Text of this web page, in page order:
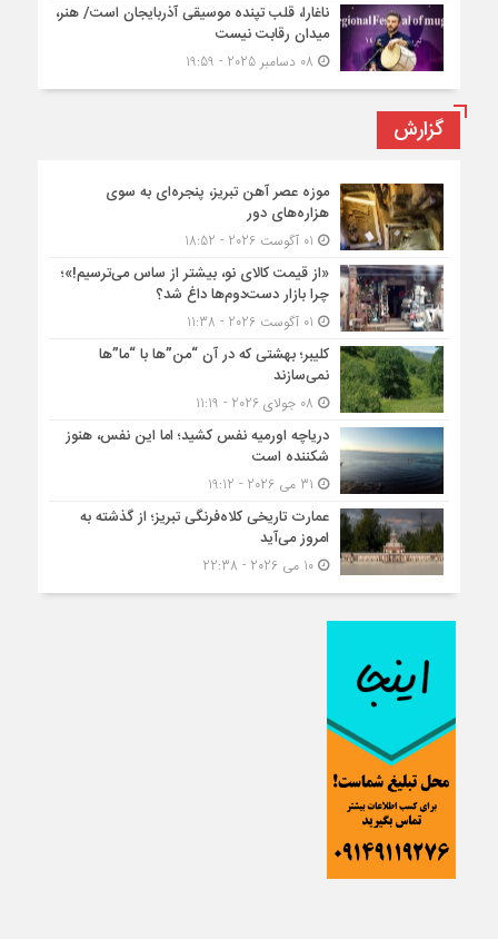
ناغارا، قلب تپنده موسیقی آذربایجان است/ هنر،
میدان رقابت نیست
گزارش
موزه عصر آهن تبریز، پنجره‌ای به سوی
هزاره‌های دور
«از قیمت کالای نو، بیشتر از ساس می‌ترسیم!»؛
چرا بازار دست‌دوم‌ها داغ شد؟
کلیبر؛ بهشتی که در آن “من”ها با “ما”ها
نمی‌سازند
دریاچه اورمیه نفس کشید؛ اما این نفس، هنوز
شکننده است
عمارت تاریخی کلاه‌فرنگی تبریز؛ از گذشته به
امروز می‌آید
10 می 2026 - 22:38